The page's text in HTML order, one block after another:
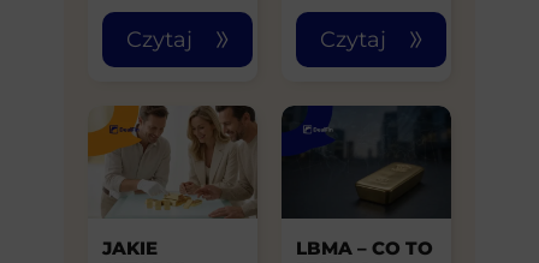
Czytaj Czytaj
JAKIE
LBMA – CO TO